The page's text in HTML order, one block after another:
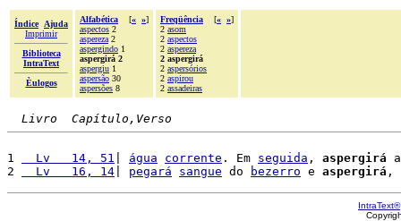
Índice
Ajuda
Imprimir
Biblioteca
IntraText
Èulogos
Alfabética [« »]
aspectos 2
aspereza 2
aspergindo 1
aspergirá 2
aspergiu 1
aspersão 30
aspersões 8
Freqüência [« »]
2 asom
2 aspectos
2 aspereza
2 aspergirá
2 aspersórios
2 aspirou
2 assadeiras
Livro  Capítulo,Verso
1
  Lv   14, 51
água corrente . Em seguida , aspergirá
2
  Lv   16, 14
pegará sangue do bezerro e aspergirá ,
IntraText®